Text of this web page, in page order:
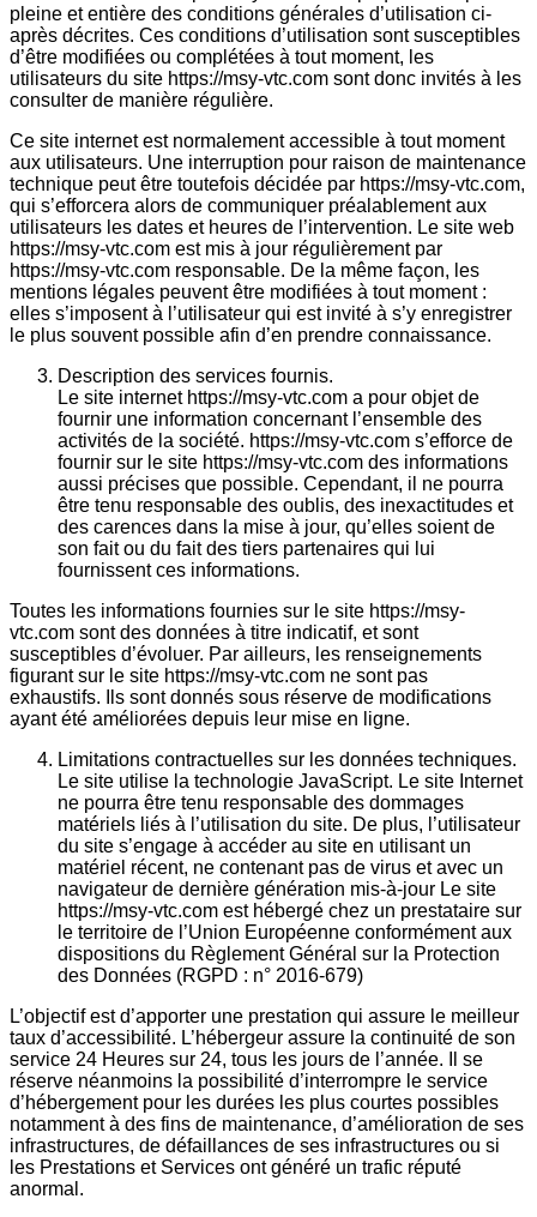
pleine et entière des conditions générales d’utilisation ci-
après décrites. Ces conditions d’utilisation sont susceptibles
d’être modifiées ou complétées à tout moment, les
utilisateurs du site https://msy-vtc.com sont donc invités à les
consulter de manière régulière.
Ce site internet est normalement accessible à tout moment
aux utilisateurs. Une interruption pour raison de maintenance
technique peut être toutefois décidée par https://msy-vtc.com,
qui s’efforcera alors de communiquer préalablement aux
utilisateurs les dates et heures de l’intervention. Le site web
https://msy-vtc.com est mis à jour régulièrement par
https://msy-vtc.com responsable. De la même façon, les
mentions légales peuvent être modifiées à tout moment :
elles s’imposent à l’utilisateur qui est invité à s’y enregistrer
le plus souvent possible afin d’en prendre connaissance.
Description des services fournis.
Le site internet https://msy-vtc.com a pour objet de
fournir une information concernant l’ensemble des
activités de la société. https://msy-vtc.com s’efforce de
fournir sur le site https://msy-vtc.com des informations
aussi précises que possible. Cependant, il ne pourra
être tenu responsable des oublis, des inexactitudes et
des carences dans la mise à jour, qu’elles soient de
son fait ou du fait des tiers partenaires qui lui
fournissent ces informations.
Toutes les informations fournies sur le site https://msy-
vtc.com sont des données à titre indicatif, et sont
susceptibles d’évoluer. Par ailleurs, les renseignements
figurant sur le site https://msy-vtc.com ne sont pas
exhaustifs. Ils sont donnés sous réserve de modifications
ayant été améliorées depuis leur mise en ligne.
Limitations contractuelles sur les données techniques.
Le site utilise la technologie JavaScript. Le site Internet
ne pourra être tenu responsable des dommages
matériels liés à l’utilisation du site. De plus, l’utilisateur
du site s’engage à accéder au site en utilisant un
matériel récent, ne contenant pas de virus et avec un
navigateur de dernière génération mis-à-jour Le site
https://msy-vtc.com est hébergé chez un prestataire sur
le territoire de l’Union Européenne conformément aux
dispositions du Règlement Général sur la Protection
des Données (RGPD : n° 2016-679)
L’objectif est d’apporter une prestation qui assure le meilleur
taux d’accessibilité. L’hébergeur assure la continuité de son
service 24 Heures sur 24, tous les jours de l’année. Il se
réserve néanmoins la possibilité d’interrompre le service
d’hébergement pour les durées les plus courtes possibles
notamment à des fins de maintenance, d’amélioration de ses
infrastructures, de défaillances de ses infrastructures ou si
les Prestations et Services ont généré un trafic réputé
anormal.